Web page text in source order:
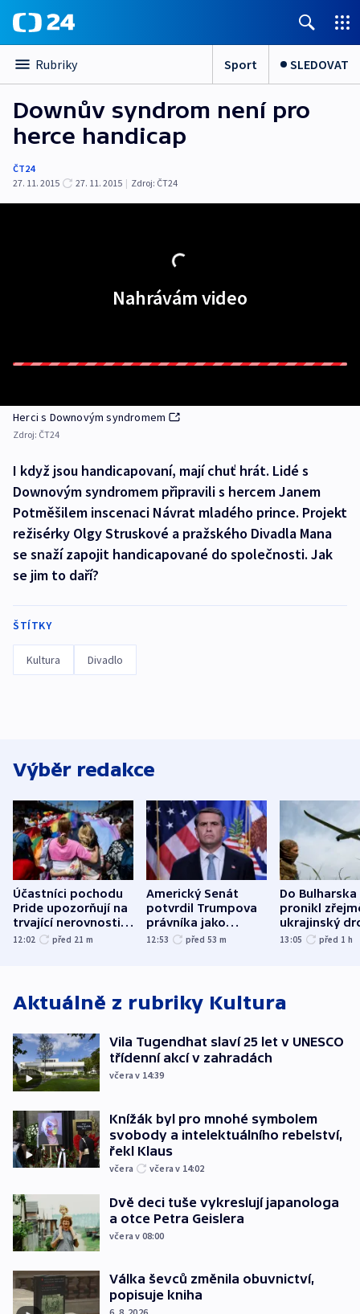
Rubriky Sport SLEDOVAT
Downův syndrom není pro
herce handicap
ČT24
27. 11. 2015
27. 11. 2015 | Zdroj: ČT24
Nahrávám video
Herci s Downovým syndromem
Zdroj: ČT24
I když jsou handicapovaní, mají chuť hrát. Lidé s
Downovým syndromem připravili s hercem Janem
Potměšilem inscenaci Návrat mladého prince. Projekt
režisérky Olgy Struskové a pražského Divadla Mana
se snaží zapojit handicapované do společnosti. Jak
se jim to daří?
ŠTÍTKY
Kultura Divadlo
Výběr redakce
Účastníci pochodu
Pride upozorňují na
trvající nerovnosti i
společenskou
12:02 před 21 m
Americký Senát
potvrdil Trumpova
právníka jako
ministra
12:53 před 53 m
Do Bulharska
pronikl
ukrajinský
explodoval
13:05 před 1 h
Aktuálně z rubriky Kultura
Vila Tugendhat slaví 25 let v UNESCO
třídenní akcí v zahradách
včera v 14:39
Knížák byl pro mnohé symbolem
svobody a intelektuálního rebelství,
řekl Klaus
včera včera v 14:02
Dvě deci tuše vykreslují japanologa
a otce Petra Geislera
včera v 08:00
Válka ševců změnila obuvnictví,
popisuje kniha